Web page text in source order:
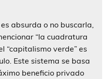
absurda o no buscarla,
“la cuadratura
“capitalismo verde” es
Este sistema se basa
beneficio privado